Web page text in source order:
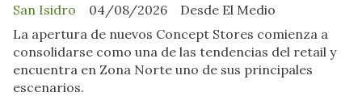
Desde El Medio
San Isidro
04/08/2026
La apertura de nuevos Concept Stores comienza a
consolidarse como una de las tendencias del retail y
encuentra en Zona Norte uno de sus principales
escenarios.